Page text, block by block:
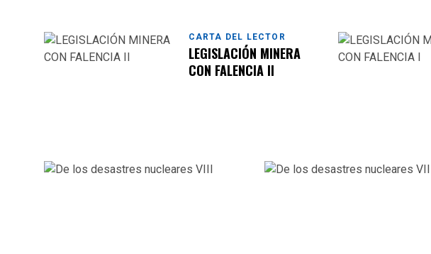
CARTA DEL LECTOR
LEGISLACIÓN MINERA
CON FALENCIA II